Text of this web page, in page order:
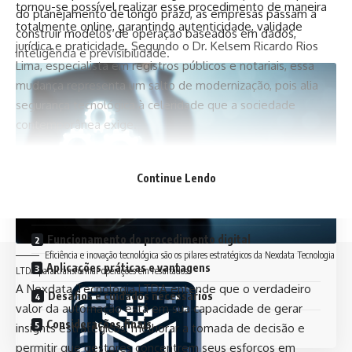
do planejamento de longo prazo, as empresas passam a
construir modelos de operação baseados em dados,
inteligência e previsibilidade.
Eficiência e inovação tecnológica são os pilares estratégicos da Nexdata Tecnologia
LTDA para transformar operações em resultados.
A Nexdata Tecnologia LTDA entende que o verdadeiro
valor da automação está em sua capacidade de gerar
insights estratégicos, melhorar a tomada de decisão e
permitir que gestores concentrem seus esforços em
tornou-se possível realizar esse procedimento de maneira
totalmente online, garantindo autenticidade, validade
jurídica e praticidade. Segundo o Dr. Kelsem Ricardo Rios
Lima, especialista em registros públicos e notariais, essa
mudança representa um salto de modernização, pois alia
segurança tecnológica à celeridade que a sociedade
contemporânea exige.
Funcionamento do procedimento digital
Aplicações práticas e vantagens
Desafios e cuidados necessários
Considerações finais
Continue Lendo